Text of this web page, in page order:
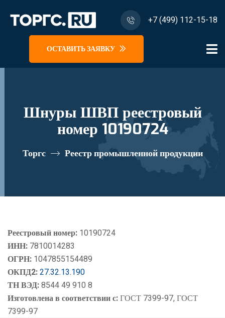
+7 (499) 112-15-18
ОСТАВИТЬ ЗАЯВКУ
Шнуры ШВП реестровый
номер 10190724
Торгс Реестр промышленной продукции
Реестровый номер: 10190724
ИНН: 7810014283
ОГРН: 1047855154489
ОКПД2:27.32.13.190
ТН ВЭД:8544 49 910 8
Изготовлена в соответствии с:ГОСТ 7399-97, ГОСТ
7399-97